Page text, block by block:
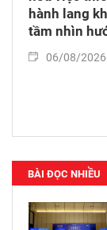
hành lang
tầm nhìn
06/08/2026
BÀI ĐỌC NHIỀU